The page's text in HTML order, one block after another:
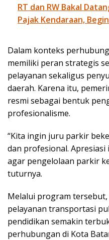
RT dan RW Bakal
Pajak Kendaraan,
Dalam konteks
memiliki peran strategis
pelayanan sekaligus
daerah. Karena itu,
resmi sebagai bentuk
profesionalisme.
“Kita ingin juru parkir
dan profesional.
agar pengelolaan parkir
tuturnya.
Melalui program
pelayanan transportasi
pendidikan semakin
perhubungan di Kota